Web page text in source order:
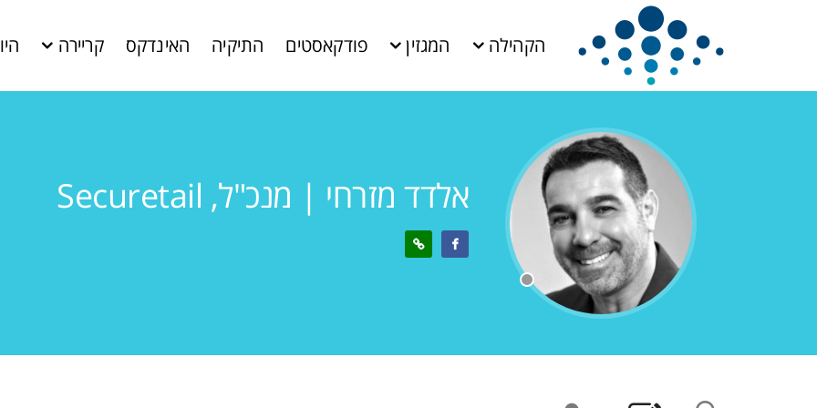
הקהילה המגזין פודקאסטים התיקיה האינדקס קריירה
אלדד מזרחי | מנכ"ל, Securetail